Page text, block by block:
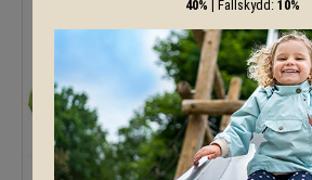
40% | Fallskydd: 10%